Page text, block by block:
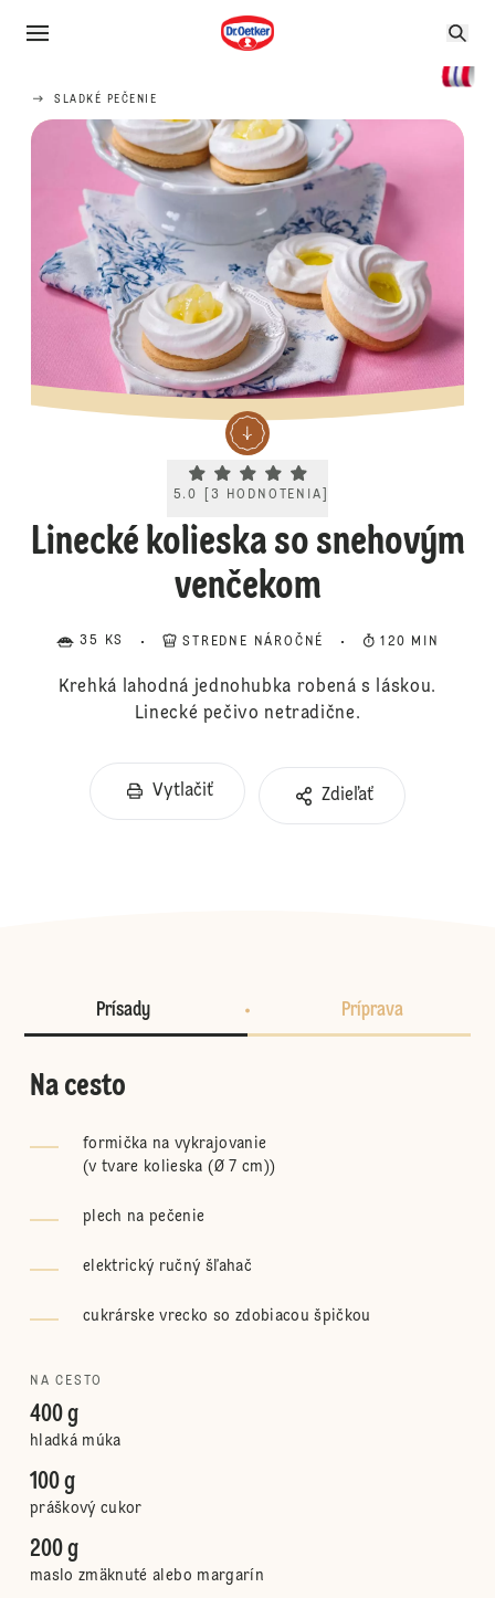
SLADKÉ PEČENIE
Current rating 5.0. Click to rate.
5.0 3 HODNOTENIA
Linecké kolieska so snehovým
venčekom
35 KS STREDNE NÁROČNÉ 120 MIN
Krehká lahodná jednohubka robená s láskou.
Linecké pečivo netradične.
Vytlačiť Zdieľať
Prísady Príprava
Na cesto
formička na vykrajovanie
(v tvare kolieska (Ø 7 cm))
plech na pečenie
elektrický ručný šľahač
cukrárske vrecko so zdobiacou špičkou
NA CESTO
400 g
hladká múka
100 g
práškový cukor
200 g
maslo zmäknuté alebo margarín